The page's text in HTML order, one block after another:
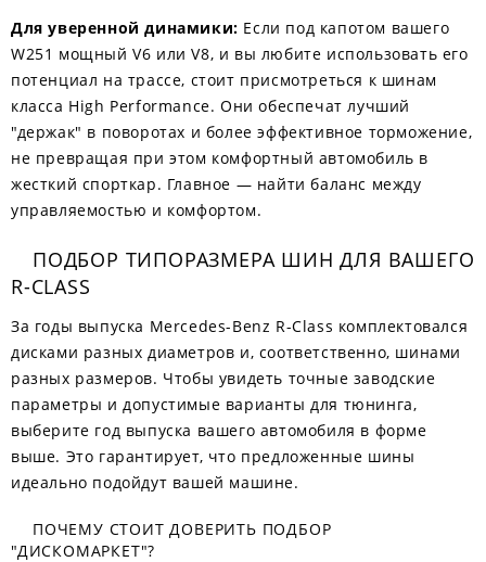
Для уверенной динамики: Если под капотом вашего
W251 мощный V6 или V8, и вы любите использовать его
потенциал на трассе, стоит присмотреться к шинам
класса High Performance. Они обеспечат лучший
"держак" в поворотах и более эффективное торможение,
не превращая при этом комфортный автомобиль в
жесткий спорткар. Главное — найти баланс между
управляемостью и комфортом.
ПОДБОР ТИПОРАЗМЕРА ШИН ДЛЯ ВАШЕГО
R-CLASS
За годы выпуска Mercedes-Benz R-Class комплектовался
дисками разных диаметров и, соответственно, шинами
разных размеров. Чтобы увидеть точные заводские
параметры и допустимые варианты для тюнинга,
выберите год выпуска вашего автомобиля в форме
выше. Это гарантирует, что предложенные шины
идеально подойдут вашей машине.
ПОЧЕМУ СТОИТ ДОВЕРИТЬ ПОДБОР
"ДИСКОМАРКЕТ"?